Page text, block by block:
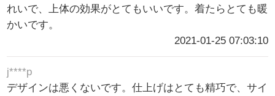
れいで、上体の効果がとてもいいです。着たらとても暖
かいです。
2021-01-25 07:03:10
j****p
デザインは悪くないです。仕上げはとても精巧で、サイ